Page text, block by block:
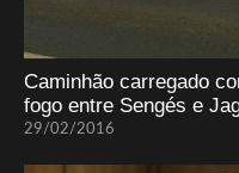
Caminhão carregado
fogo entre Sengés e
29/02/2016